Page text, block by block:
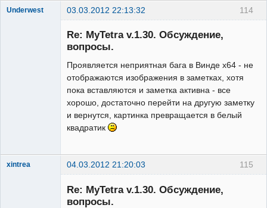
114
Underwest 03.03.2012 22:13:32
Re: MyTetra v.1.30. Обсуждение,
вопросы.
Проявляется неприятная бага в Винде х64 - не
отображаются изображения в заметках, хотя
пока вставляются и заметка активна - все
хорошо, достаточно перейти на другую заметку
и вернутся, картинка превращается в белый
квадратик
115
xintrea 04.03.2012 21:20:03
Re: MyTetra v.1.30. Обсуждение,
вопросы.